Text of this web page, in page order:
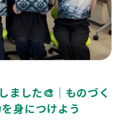
ました🎨｜ものづく
身につけよう